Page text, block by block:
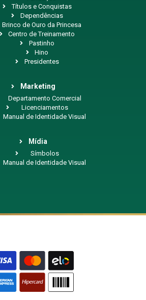
Títulos e Conquistas
Dependências
Brinco de Ouro da Princesa
Centro de Treinamento
Pastinho
Hino
Presidentes
Marketing
Departamento Comercial
Licenciamentos
Manual de Identidade Visual
Mídia
Símbolos
Manual de Identidade Visual